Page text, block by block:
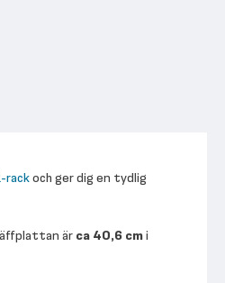
rackoch ger dig en tydlig
är ca 40,6 cmi